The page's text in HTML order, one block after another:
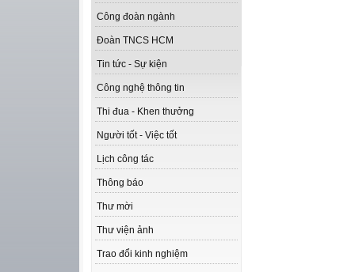
Công đoàn ngành
Đoàn TNCS HCM
Tin tức - Sự kiện
Công nghệ thông tin
Thi đua - Khen thưởng
Người tốt - Việc tốt
Lịch công tác
Thông báo
Thư mời
Thư viện ảnh
Trao đổi kinh nghiệm